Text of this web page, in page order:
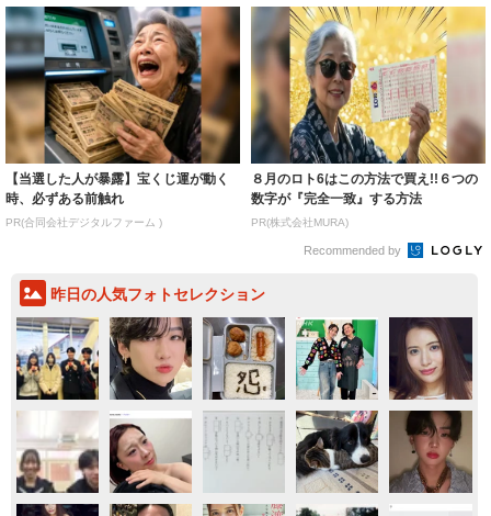
【当選した人が暴露】宝くじ運が動く
時、必ずある前触れ
PR(合同会社デジタルファーム )
８月のロト6はこの方法で買え!!６つの
数字が『完全一致』する方法
PR(株式会社MURA)
Recommended by
昨日の人気フォトセレクション